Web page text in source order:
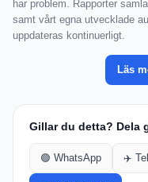
har problem. Rapporter
samt vårt egna utvecklade
uppdateras kontinuerligt.
Läs
Gillar du detta? Dela
🟢 WhatsApp ✈️